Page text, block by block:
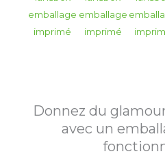
Donnez du
avec un